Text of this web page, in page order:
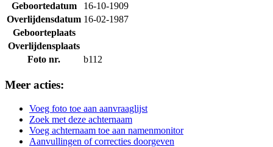
Geboortedatum
16-10-1909
Overlijdensdatum 16-02-1987
Geboorteplaats
Overlijdensplaats
Foto nr.
b112
Meer acties:
Voeg foto toe aan aanvraaglijst
Zoek met deze achternaam
Voeg achternaam toe aan namenmonitor
Aanvullingen of correcties doorgeven